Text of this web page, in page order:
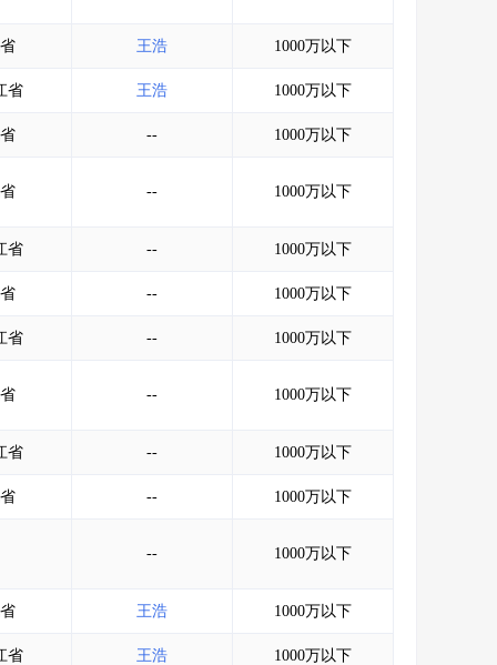
王浩 1000万以下
省 王浩 1000万以下
-- 1000万以下
-- 1000万以下
省 -- 1000万以下
-- 1000万以下
省 -- 1000万以下
-- 1000万以下
省 -- 1000万以下
-- 1000万以下
-- 1000万以下
王浩 1000万以下
省 王浩 1000万以下